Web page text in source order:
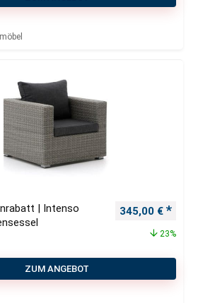
| Intenso
Ursprünglicher
345,00 €
23%
ZUM ANGEBOT